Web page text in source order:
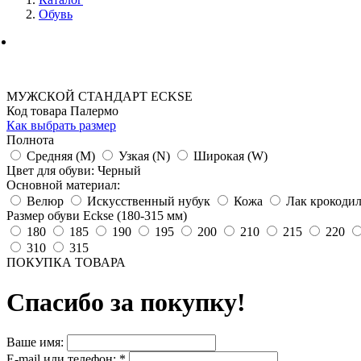
Обувь
МУЖСКОЙ СТАНДАРТ ECKSE
Код товара Палермо
Как выбрать размер
Полнота
Средняя (M)
Узкая (N)
Широкая (W)
Цвет для обуви: Черный
Основной материал:
Велюр
Искусственный нубук Кожа
Лак крокодил
Размер обуви Eckse (180-315 мм)
180
185 190 195 200 210 215 220
310
315
ПОКУПКА ТОВАРА
Спасибо за покупку!
Ваше имя: